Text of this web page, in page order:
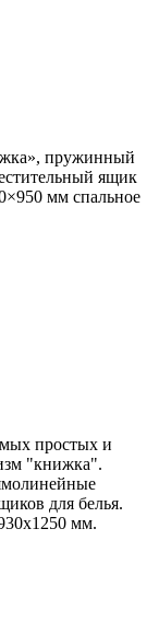
пружинный
ящик
мм спальное
простых и
"книжка".
для белья.
мм.